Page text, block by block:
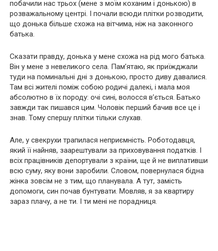
побачили нас трьох (мене з моїм коханим і донькою) в
розважальному центрі. І почали всюди плітки розводити,
що донька більше схожа на вітчима, ніж на законного
батька.
Сказати правду, донька у мене схожа на рід мого батька.
Він у мене з невеликого села. Пам’ятаю, як приїжджали
туди на поминальні дні з донькою, просто диву давалися.
Там всі жителі поміж собою родичі далекі, і мала моя
абсолютно в їх породу: очі сині, волосся в’ється. Батько
завжди так пишався цим. Чоловік перший бачив все це і
знав. Тому спершу плітки тільки слухав.
Але, у свекрухи трапилася неприємність. Роботодавця,
який її найняв, заарештували за приховування податків. І
всіх працівників депортували з країни, ще й не виплативши
всю суму, яку вони заробили. Словом, повернулася бідна
жінка зовсім не з тим, що планувала. А тут, замість
допомоги, син почав бунтувати. Мовляв, я за квартиру
зараз плачу, а не ти. І ти мені не порадниця.